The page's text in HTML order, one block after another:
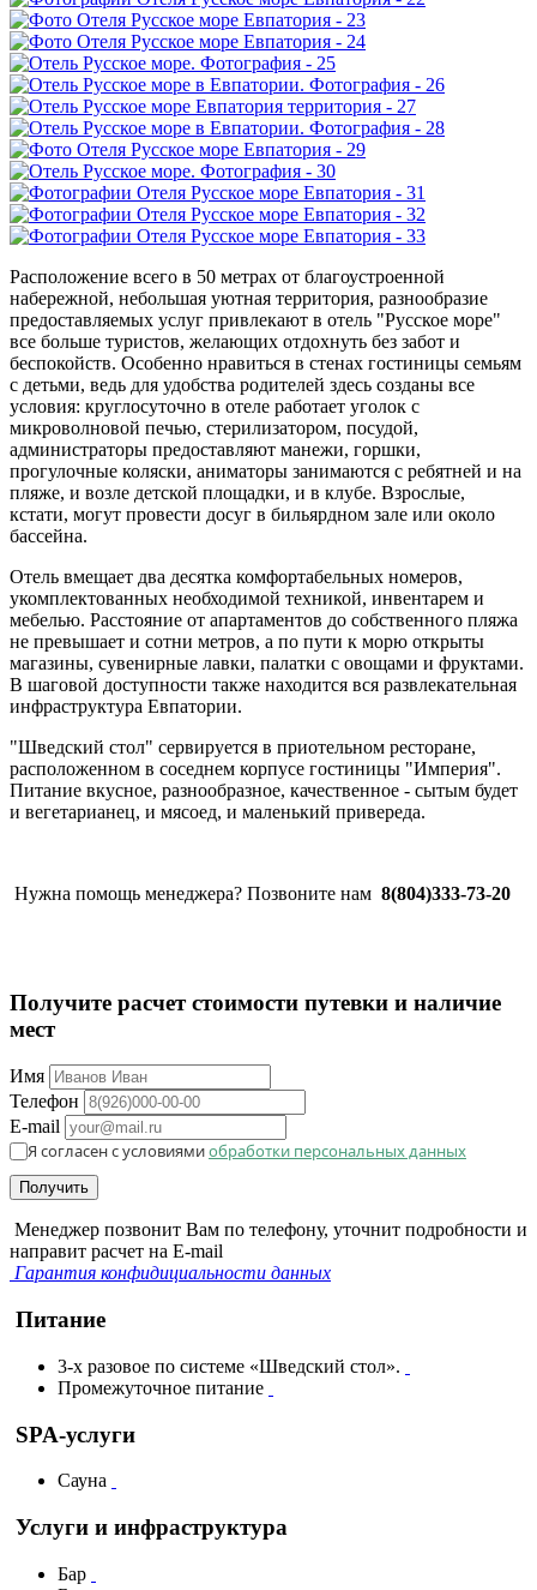
Расположение всего в 50 метрах от благоустроенной
набережной, небольшая уютная территория, разнообразие
предоставляемых услуг привлекают в отель "Русское море"
все больше туристов, желающих отдохнуть без забот и
беспокойств. Особенно нравиться в стенах гостиницы семьям
с детьми, ведь для удобства родителей здесь созданы все
условия: круглосуточно в отеле работает уголок с
микроволновой печью, стерилизатором, посудой,
администраторы предоставляют манежи, горшки,
прогулочные коляски, аниматоры занимаются с ребятней и на
пляже, и возле детской площадки, и в клубе. Взрослые,
кстати, могут провести досуг в бильярдном зале или около
бассейна.
Отель вмещает два десятка комфортабельных номеров,
укомплектованных необходимой техникой, инвентарем и
мебелью. Расстояние от апартаментов до собственного пляжа
не превышает и сотни метров, а по пути к морю открыты
магазины, сувенирные лавки, палатки с овощами и фруктами.
В шаговой доступности также находится вся развлекательная
инфраструктура Евпатории.
"Шведский стол" сервируется в приотельном ресторане,
расположенном в соседнем корпусе гостиницы "Империя".
Питание вкусное, разнообразное, качественное - сытым будет
и вегетарианец, и мясоед, и маленький привереда.
Нужна помощь менеджера? Позвоните нам 8(804)333-73-20
Получите расчет стоимости путевки и наличие
мест
Имя
Телефон
E-mail
Я согласен с условиямиобработки персональных данных
Получить
Менеджер позвонит Вам по телефону, уточнит подробности и
направит расчет на E-mail
Гарантия конфидициальности данных
Питание
3-х разовое по системе «Шведский стол».
Промежуточное питание
SPA-услуги
Сауна
Услуги и инфраструктура
Бар